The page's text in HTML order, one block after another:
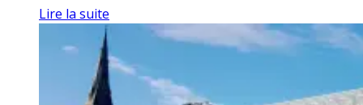
Lire la suite